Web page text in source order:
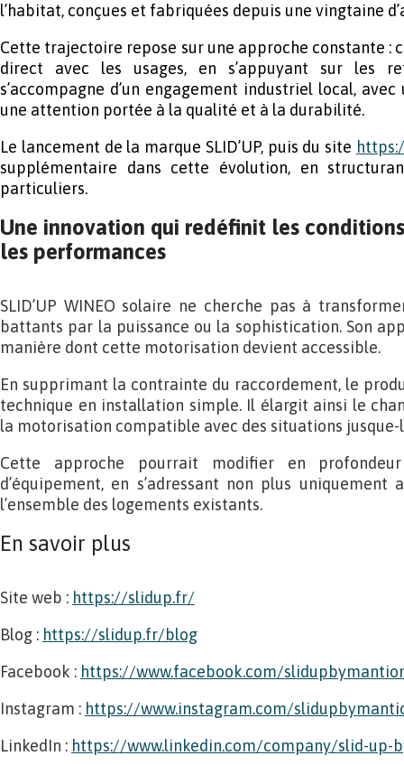
l’habitat, conçues et fabriquées depuis une vingtaine
Cette trajectoire repose sur une approche constante :
direct avec les usages, en s’appuyant sur les
s’accompagne d’un engagement industriel local,
une attention portée à la qualité et à la durabilité.
Le lancement de la marque SLID’UP, puis du site
supplémentaire dans cette évolution, en
particuliers.
Une innovation qui redéfinit les
les performances
SLID’UP WINEO solaire ne cherche pas à
battants par la puissance ou la sophistication. Son
manière dont cette motorisation devient accessible.
En supprimant la contrainte du raccordement, le
technique en installation simple. Il élargit ainsi le
la motorisation compatible avec des situations jusque-
Cette approche pourrait modifier en
d’équipement, en s’adressant non plus
l’ensemble des logements existants.
En savoir plus
Site web : https://slidup.fr/
Blog : https://slidup.fr/blog
Facebook : https://www.facebook.com/
Instagram : https://www.instagram.com/
LinkedIn : https://www.linkedin.com/company/slid-up-